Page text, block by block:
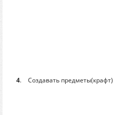
4. Создавать предметы(крафт)